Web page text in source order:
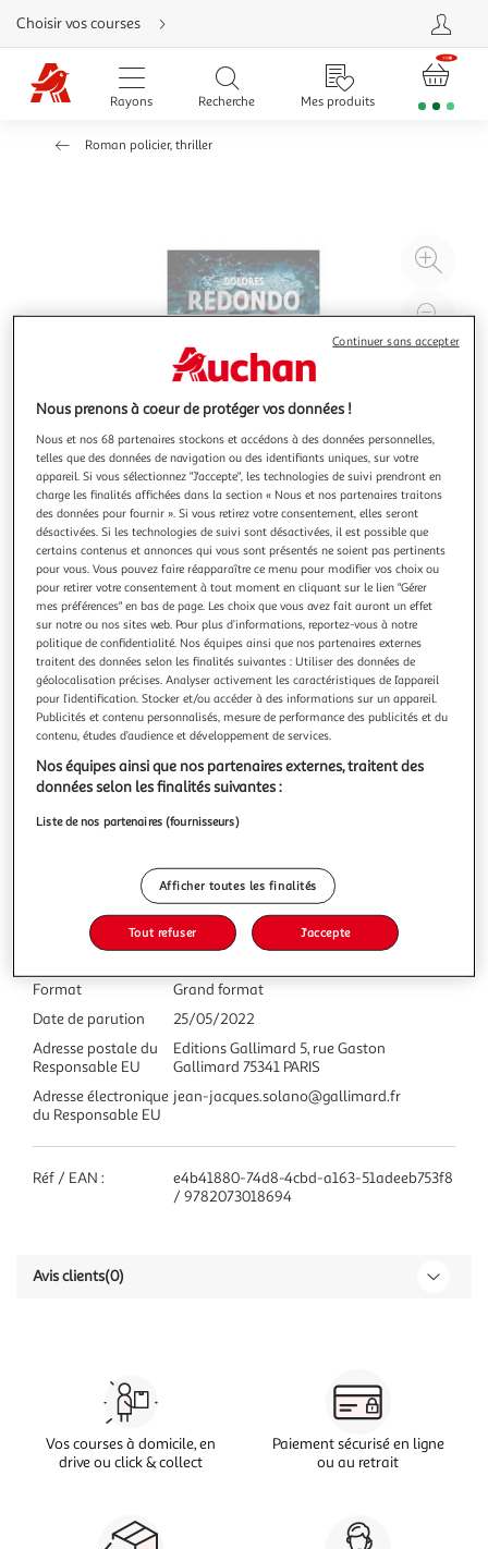
Aller
directement
au
contenu
Aller
directement
Aller
Choisir vos courses
Rayons Recherche Mes produits
Roman policier, thriller
à
EN ATTENDANT LE DELUGE, Redondo Dolores
A l'origine de ce roman époustouflant, des faits réels : entre
1968 et 1969, celui que la presse écossaise a surnommé
Bible John tua trois jeunes femmes rencontrées dans une
discothèque de Glasgow et disparut. En 1983, Noah Scott
Sherrington, policier obsédé par Bible John depuis près de
quinze ans,
En savoir +
Vous voulez connaître le prix de ce produit ?
Afficher le prix
Format
Grand format
Date de parution
25/05/2022
Adresse postale du
Responsable EU
Editions Gallimard 5, rue Gaston
Gallimard 75341 PARIS
Adresse électronique
du Responsable EU
jean-jacques.solano@gallimard.fr
Réf / EAN :
e4b41880-74d8-4cbd-a163-51adeeb753f8
/ 9782073018694
Avis clients(0)
Vos courses à domicile, en
drive ou click & collect
Paiement sécurisé en ligne
ou au retrait
Nous prenons à coeur de protéger vos données !
Nous et nos 68 partenaires stockons et accédons à des données personnelles,
telles que des données de navigation ou des identifiants uniques, sur votre
appareil. Si vous sélectionnez "J'accepte", les technologies de suivi prendront en
charge les finalités affichées dans la section « Nous et nos partenaires traitons
des données pour fournir ». Si vous retirez votre consentement, elles seront
désactivées. Si les technologies de suivi sont désactivées, il est possible que
certains contenus et annonces qui vous sont présentés ne soient pas pertinents
pour vous. Vous pouvez faire réapparaître ce menu pour modifier vos choix ou
pour retirer votre consentement à tout moment en cliquant sur le lien "Gérer
mes préférences" en bas de page. Les choix que vous avez fait auront un effet
sur notre ou nos sites web. Pour plus d’informations, reportez-vous à notre
politique de confidentialité. Nos équipes ainsi que nos partenaires externes
traitent des données selon les finalités suivantes : Utiliser des données de
géolocalisation précises. Analyser activement les caractéristiques de l’appareil
pour l’identification. Stocker et/ou accéder à des informations sur un appareil.
Publicités et contenu personnalisés, mesure de performance des publicités et du
contenu, études d’audience et développement de services.
Nos équipes ainsi que nos partenaires externes, traitent des
données selon les finalités suivantes :
Liste de nos partenaires (fournisseurs)
Afficher toutes les finalités
Tout refuser J'accepte
Continuer sans accepter